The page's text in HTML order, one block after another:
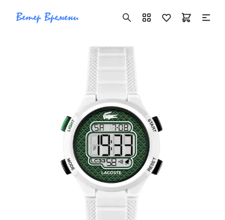
info@vetervremeni.kz
Авторизация
Каталог
Мужские часы